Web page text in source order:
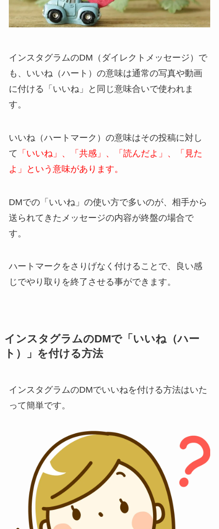
インスタグラムのDM（ダイレクトメッセージ）で
も、いいね（ハート）の意味は通常の写真や動画
に付ける「いいね」と同じ意味合いで使われま
す。
いいね（ハートマーク）の意味はその投稿に対し
て 「いいね」、「共感」、「読んだよ」、「見た
よ」という意味があります。
DMでの「いいね」の使い方で多いのが、相手から
送られてきたメッセージの内容が終盤の場合で
す。
ハートマークをさりげなく付けることで、
良い感
じでやり取りを終了させる事ができます。
インスタグラムのDMで「いいね（ハー
ト）」を付ける方法
インスタグラムのDMでいいねを付ける方法はいた
って簡単です。